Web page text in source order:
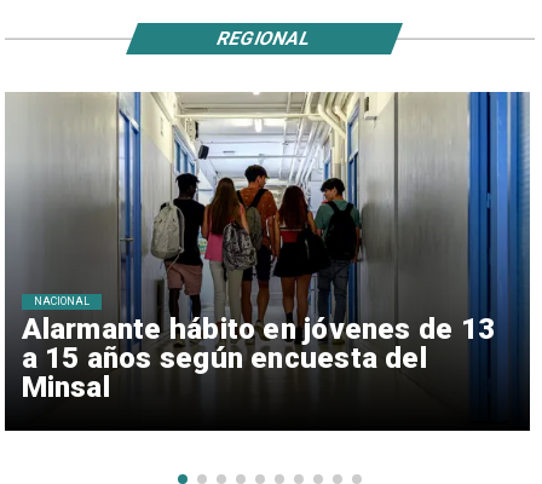
Alarmante hábito en jóvenes de 13
a 15 años según encuesta del
Minsal
NACIONAL
REGIONAL